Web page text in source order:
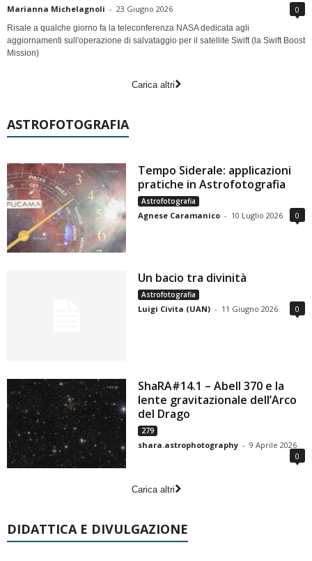
Marianna Michelagnoli - 23 Giugno 2026 0
Risale a qualche giorno fa la teleconferenza NASA dedicata agli
aggiornamenti sull'operazione di salvataggio per il satellite Swift (la Swift Boost
Mission)
Carica altri
ASTROFOTOGRAFIA
Tempo Siderale: applicazioni
pratiche in Astrofotografia
Astrofotografia
Agnese Caramanico - 10 Luglio 2026 0
Un bacio tra divinità
Astrofotografia
Luigi Civita (UAN) - 11 Giugno 2026 0
ShaRA#14.1 – Abell 370 e la
lente gravitazionale dell’Arco
del Drago
279
shara.astrophotography - 9 Aprile 2026
0
Carica altri
DIDATTICA E DIVULGAZIONE